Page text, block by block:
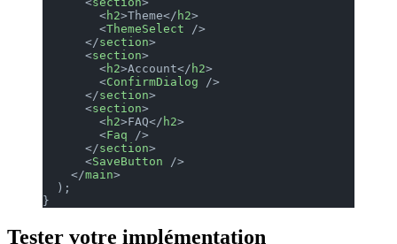
        <
h2>Theme</ h2>
        <
ThemeSelect />
      </
section>
      <
section>
        <
h2>Account</ h2>
        <
ConfirmDialog />
      </
section>
      <
section>
        <
h2>FAQ</ h2>
        <
Faq />
      </
section>
      <
SaveButton />
    </
main>
  );
}
Tester votre implémentation